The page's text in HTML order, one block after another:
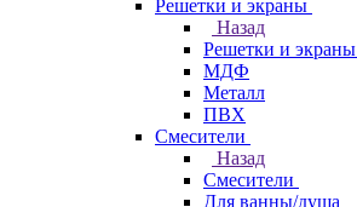
Решетки и экраны
Назад
Решетки и экраны
МДФ
Металл
ПВХ
Смесители
Назад
Смесители
Для ванны/душа